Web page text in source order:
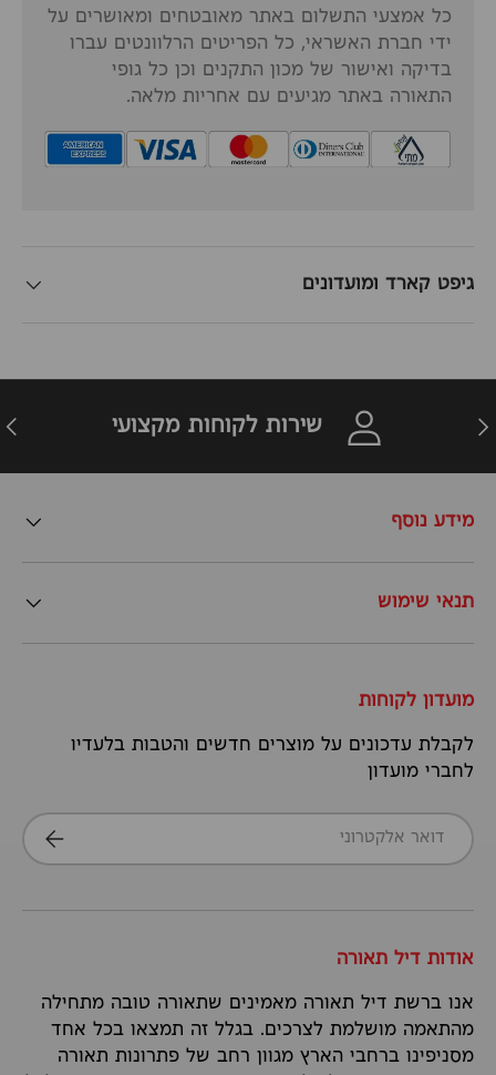
כל אמצעי התשלום באתר מאובטחים ומאושרים על
ידי חברת האשראי, כל הפריטים הרלוונטים עברו
בדיקה ואישור של מכון התקנים וכן כל גופי
התאורה באתר מגיעים עם אחריות מלאה.
גיפט קארד ומועדונים
חזרה שירות לקוחות מקצועי
מידע נוסף
תנאי שימוש
מועדון לקוחות
לקבלת עדכונים על מוצרים חדשים והטבות בלעדיו
לחברי מועדון
דואר אלקטרוני
הרשמה
אודות דיל תאורה
אנו ברשת דיל תאורה מאמינים שתאורה טובה מתחילה
מהתאמה מושלמת לצרכים. בגלל זה תמצאו בכל אחד
מסניפינו ברחבי הארץ מגוון רחב של פתרונות תאורה